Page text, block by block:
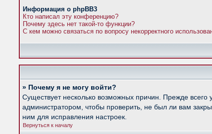
Информация о phpBB3
Кто написал эту конференцию?
Почему здесь нет такой-то функции?
С кем можно связаться по вопросу некорректного
» Почему я не могу войти?
Существует несколько возможных причин. Прежде
администратором, чтобы проверить, не был ли вам
ним для исправления настроек.
Вернуться к началу